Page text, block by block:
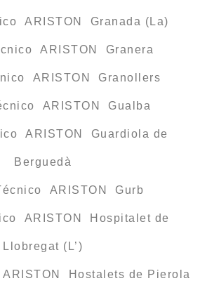
ARISTON Granada (La)
ARISTON Granera
ARISTON Granollers
ARISTON Gualba
ARISTON Guardiola de
Berguedà
ARISTON Gurb
ARISTON Hospitalet de
Llobregat (L’)
Hostalets de Pierola